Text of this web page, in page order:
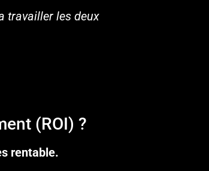
travailler les deux
(ROI) ?
rentable.